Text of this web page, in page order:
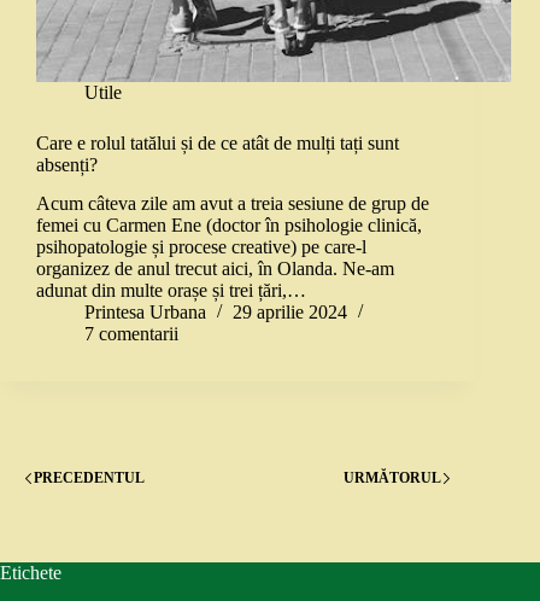
Utile
Care e rolul tatălui și de ce atât de mulți tați sunt
absenți?
Acum câteva zile am avut a treia sesiune de grup de
femei cu Carmen Ene (doctor în psihologie clinică,
psihopatologie și procese creative) pe care-l
organizez de anul trecut aici, în Olanda. Ne-am
adunat din multe orașe și trei țări,…
Printesa Urbana
29 aprilie 2024
7 comentarii
PRECEDENTUL URMĂTORUL
Etichete